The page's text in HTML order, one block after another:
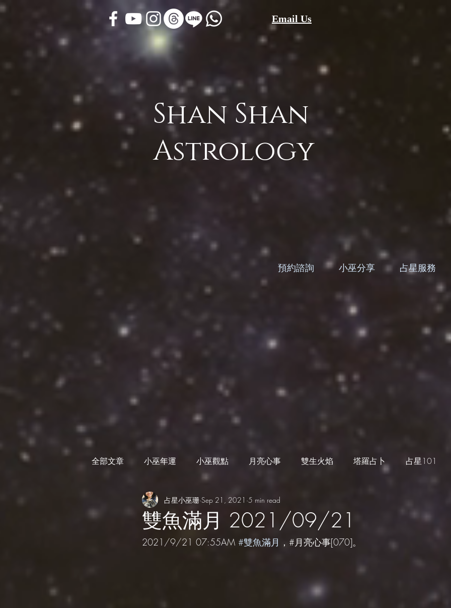
Email Us
Shan Shan
Astrology
預約諮詢 小巫分享 占星服務
全部文章 小巫年運 小巫觀點 月亮心事 雙生火焰 塔羅占卜 占星101
外星訊息 遊走在藝術 四季心境 星座週運
雙魚滿月 2021/09/21
占星小巫珊 Sep 21, 2021 5 min read
2021/9/21 07:55AM #雙魚滿月 ，#月亮心事[070]。